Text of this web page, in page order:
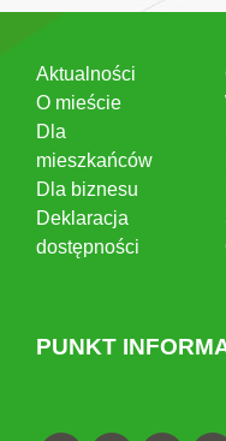
Aktualności
O mieście
Dla
mieszkańców
Dla biznesu
Deklaracja
dostępności
PUNKT